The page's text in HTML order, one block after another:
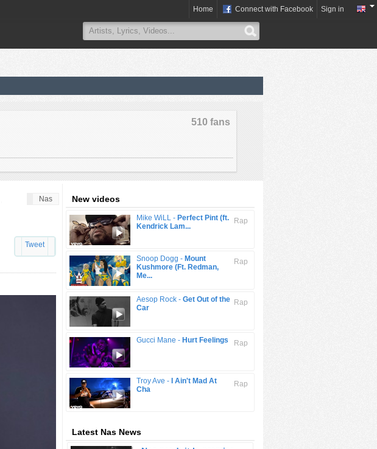
Home Connect with Facebook Sign in
510 fans
Nas
Tweet
New videos
Rap
Mike WiLL - Perfect Pint (ft.
Kendrick Lam...
Rap
Snoop Dogg - Mount
Kushmore (Ft. Redman,
Me...
Rap
Aesop Rock - Get Out of the
Car
Rap
Gucci Mane - Hurt Feelings
Rap
Troy Ave -
I Ain't Mad At
Cha
Latest Nas News